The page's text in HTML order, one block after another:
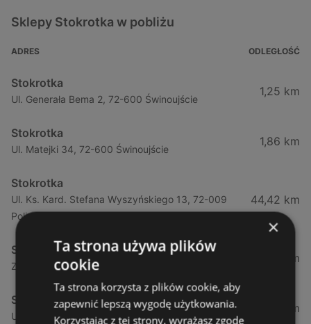
Sklepy Stokrotka w pobliżu
ADRES ODLEGŁOŚĆ
Stokrotka
Ul. Generała Bema 2, 72-600 Świnoujście
1,25 km
Stokrotka
Ul. Matejki 34, 72-600 Świnoujście
1,86 km
Stokrotka
Ul. Ks. Kard. Stefana Wyszyńskiego 13, 72-009
Police
44,42 km
Stokrotka
Zamenhofa 7a, 72-010 Police
44,49 km
Stokrotka
Ul. Górna (obok Szczecina) 7a, 71-218 Mierzyn
50,66 km
×
Ta strona używa plików
cookie
Ta strona korzysta z plików cookie, aby
zapewnić lepszą wygodę użytkowania.
Korzystając z tej strony, wyrażasz zgodę